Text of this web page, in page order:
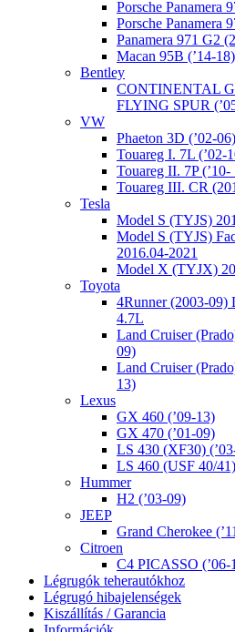
Porsche Panamera
Porsche Panamera
Panamera 971 G2
Macan 95B (’14-18)
Bentley
CONTINENTAL
FLYING SPUR
VW
Phaeton 3D (’02-06)
Touareg I. 7L (’02-
Touareg II. 7P (’10-
Touareg III. CR
Tesla
Model S (TYJS)
Model S (TYJS)
2016.04-2021
Model X (TYJX)
Toyota
4Runner (2003-09)
4.7L
Land Cruiser
09)
Land Cruiser
13)
Lexus
GX 460 (’09-13)
GX 470 (’01-09)
LS 430 (XF30)
LS 460 (USF 40/
Hummer
H2 (’03-09)
JEEP
Grand Cherokee
Citroen
C4 PICASSO (’06-
Légrugók teherautókhoz
Légrugó hibajelenségek
Kiszállítás / Garancia